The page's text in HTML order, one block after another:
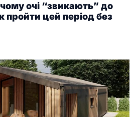
очі “звикають” до
пройти цей період без